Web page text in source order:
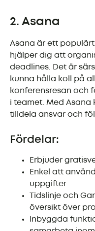
2. Asana
Asana är ett
hjälper dig att
deadlines. Det är
kunna hålla koll på
konferensresan och
i teamet. Med Asana
tilldela ansvar och
Fördelar:
Erbjuder
Enkel att
uppgifter
Tidslinje och
översikt över
Inbyggda